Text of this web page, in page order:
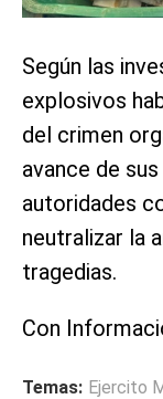
Según las
explosivos
del crimen
avance de
autoridades
neutralizar la
tragedias.
Con
Temas: Ejercito